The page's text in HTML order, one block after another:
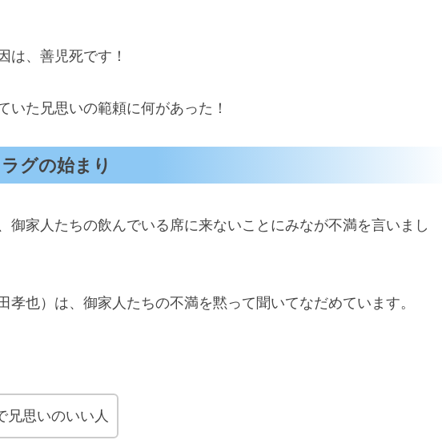
は、善児死です！
いた兄思いの範頼に何があった！
グの始まり
御家人たちの飲んでいる席に来ないことにみなが不満を言いまし
孝也）は、御家人たちの不満を黙って聞いてなだめています。
兄思いのいい人